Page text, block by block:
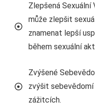
Zlepšená Sexuální
může zlepšit
znamenat lepší
během sexuální
Zvýšené
zvýšit sebevědomí
zážitcích.